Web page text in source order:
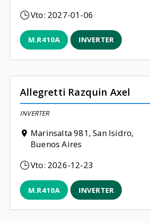
Vto: 2027-01-06
M.R410A INVERTER
Allegretti Razquin Axel
INVERTER
Marinsalta 981, San Isidro,
Buenos Aires
Vto: 2026-12-23
M.R410A INVERTER